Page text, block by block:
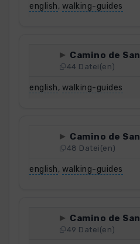
english, walking-guides
Camino de
44 Datei(en)
english, walking-guides
Camino de
48 Datei(en)
english, walking-guides
Camino de
49 Datei(en)